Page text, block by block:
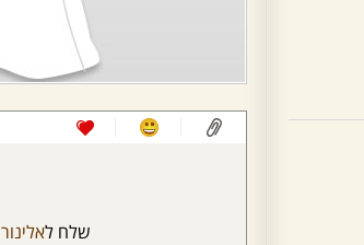
שלח לאלינור